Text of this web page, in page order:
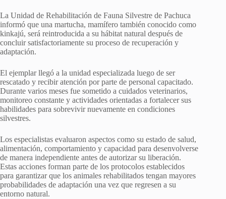
La Unidad de Rehabilitación de Fauna Silvestre de Pachuca
informó que una martucha, mamífero también conocido como
kinkajú, será reintroducida a su hábitat natural después de
concluir satisfactoriamente su proceso de recuperación y
adaptación.
El ejemplar llegó a la unidad especializada luego de ser
rescatado y recibir atención por parte de personal capacitado.
Durante varios meses fue sometido a cuidados veterinarios,
monitoreo constante y actividades orientadas a fortalecer sus
habilidades para sobrevivir nuevamente en condiciones
silvestres.
Los especialistas evaluaron aspectos como su estado de salud,
alimentación, comportamiento y capacidad para desenvolverse
de manera independiente antes de autorizar su liberación.
Estas acciones forman parte de los protocolos establecidos
para garantizar que los animales rehabilitados tengan mayores
probabilidades de adaptación una vez que regresen a su
entorno natural.